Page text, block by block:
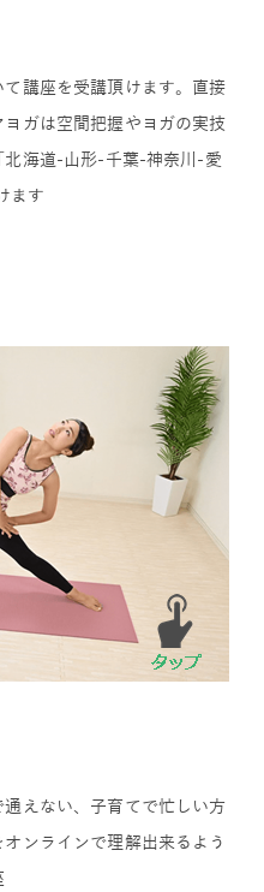
講座を受講頂けます。直接
ガは空間把握やヨガの実技
北海道-山形-千葉-神奈川-愛
ます
えない、子育てで忙しい方
ンラインで理解出来るよう